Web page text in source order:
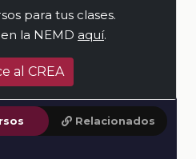
para tus clases.
la NEMD aquí.
al CREA
Relacionados